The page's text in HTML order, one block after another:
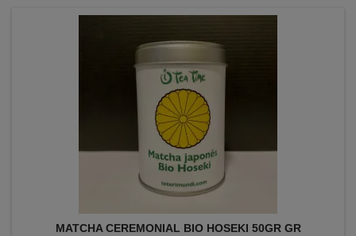
MATCHA CEREMONIAL BIO HOSEKI 50GR GR